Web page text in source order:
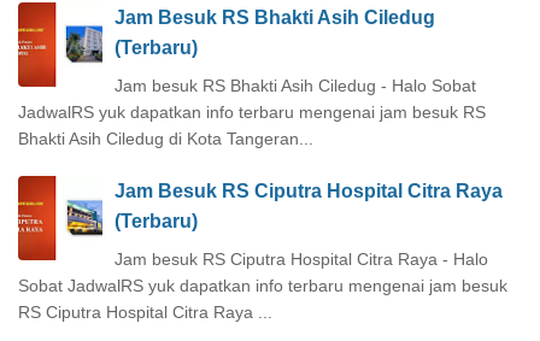
Jam Besuk RS Bhakti Asih Ciledug
(Terbaru)
Jam besuk RS Bhakti Asih Ciledug - Halo Sobat
JadwalRS yuk dapatkan info terbaru mengenai jam besuk RS
Bhakti Asih Ciledug di Kota Tangeran...
Jam Besuk RS Ciputra Hospital Citra Raya
(Terbaru)
Jam besuk RS Ciputra Hospital Citra Raya - Halo
Sobat JadwalRS yuk dapatkan info terbaru mengenai jam besuk
RS Ciputra Hospital Citra Raya ...